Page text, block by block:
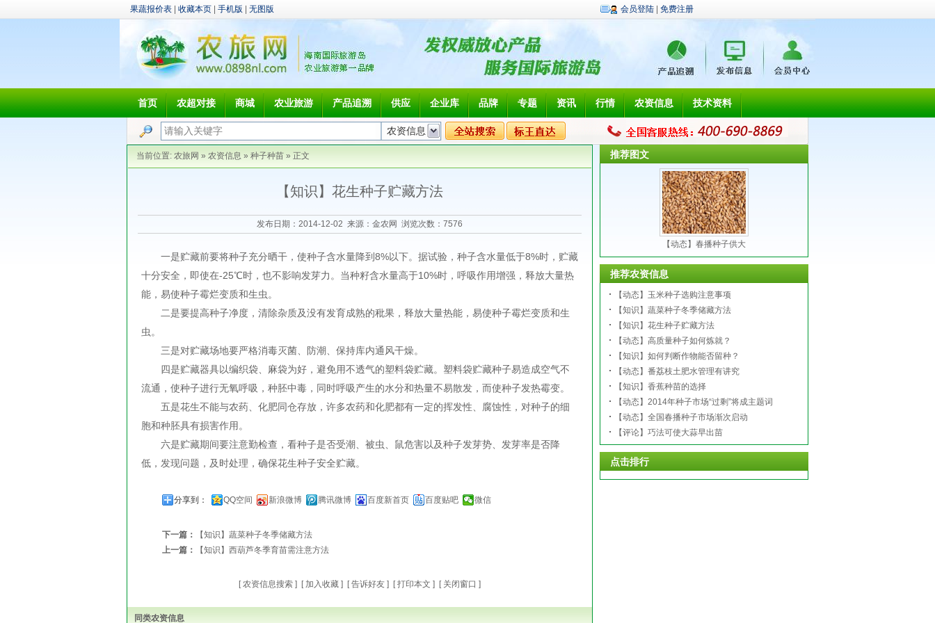
果蔬报价表 收藏本页 手机版 无图版 会员登陆 免费注册
首页 农超对接 商城 农业旅游 产品追溯 供应 企业库 品牌 专题 资讯 行情 农资信息 技术资料
当前位置: 农旅网 » 农资信息 » 种子种苗 » 正文
【知识】花生种子贮藏方法
发布日期：2014-12-02 来源：金农网 浏览次数： 7576
一是贮藏前要将种子充分晒干，使种子含水量降到8%以下。据试验，种子含水量低于8%时，贮藏
十分安全，即使在-25℃时，也不影响发芽力。当种籽含水量高于10%时，呼吸作用增强，释放大量热
能，易使种子霉烂变质和生虫。
二是要提高种子净度，清除杂质及没有发育成熟的秕果，释放大量热能，易使种子霉烂变质和生
虫。
三是对贮藏场地要严格消毒灭菌、防潮、保持库内通风干燥。
四是贮藏器具以编织袋、麻袋为好，避免用不透气的塑料袋贮藏。塑料袋贮藏种子易造成空气不
流通，使种子进行无氧呼吸，种胚中毒，同时呼吸产生的水分和热量不易散发，而使种子发热霉变。
五是花生不能与农药、化肥同仓存放，许多农药和化肥都有一定的挥发性、腐蚀性，对种子的细
胞和种胚具有损害作用。
六是贮藏期间要注意勤检查，看种子是否受潮、被虫、鼠危害以及种子发芽势、发芽率是否降
低，发现问题，及时处理，确保花生种子安全贮藏。
分享到： QQ空间 新浪微博 腾讯微博 百度新首页 百度贴吧 微信
下一篇：
【知识】蔬菜种子冬季储藏方法
上一篇：
【知识】西葫芦冬季育苗需注意方法
[农资信息搜索 ] [ 加入收藏 ] [告诉好友 ] [打印本文 ] [ 关闭窗口 ]
同类农资信息
推荐图文
【动态】春播种子供大
推荐农资信息
【动态】玉米种子选购注意事项
【知识】蔬菜种子冬季储藏方法
【知识】花生种子贮藏方法
【动态】高质量种子如何炼就？
【知识】如何判断作物能否留种？
【动态】番荔枝土肥水管理有讲究
【知识】香蕉种苗的选择
【动态】2014年种子市场“过剩”将成主题词
【动态】全国春播种子市场渐次启动
【评论】巧法可使大蒜早出苗
点击排行